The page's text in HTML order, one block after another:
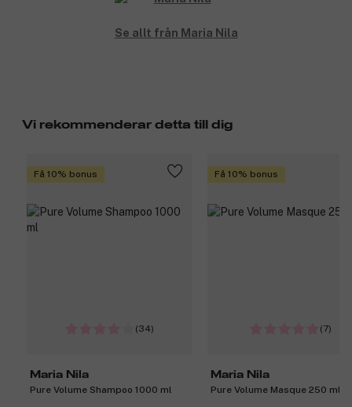
Se allt från Maria Nila
Vi rekommenderar detta till dig
Få 10% bonus
(34)
Maria Nila
Pure Volume Shampoo 1000 ml
Få 10% bonus
(7)
Maria Nila
Pure Volume Masque 250 ml